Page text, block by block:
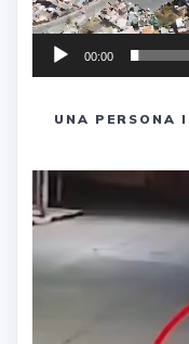
00:00
UNA PERSONA